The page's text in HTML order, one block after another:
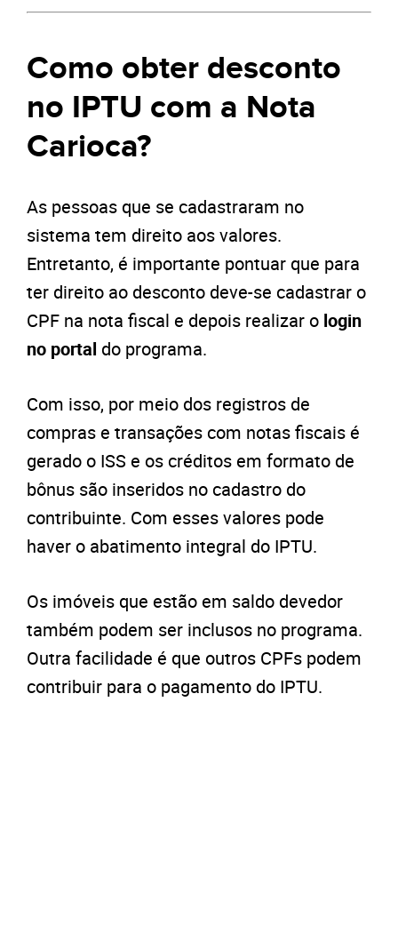
Como obter desconto
no IPTU com a Nota
Carioca?
As pessoas que se cadastraram no
sistema tem direito aos valores.
Entretanto, é importante pontuar que para
ter direito ao desconto deve-se cadastrar o
CPF na nota fiscal e depois realizar o login
no portal do programa.
Com isso, por meio dos registros de
compras e transações com notas fiscais é
gerado o ISS e os créditos em formato de
bônus são inseridos no cadastro do
contribuinte. Com esses valores pode
haver o abatimento integral do IPTU.
Os imóveis que estão em saldo devedor
também podem ser inclusos no programa.
Outra facilidade é que outros CPFs podem
contribuir para o pagamento do IPTU.